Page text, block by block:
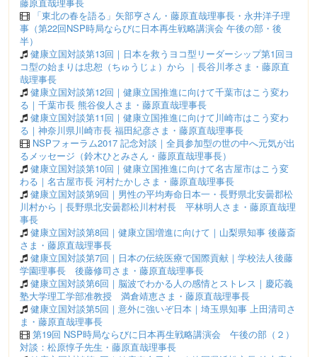
「東北の春を語る」矢部亨さん・藤原直哉理事長・永井洋子理
事（第22回NSP時局ならびに日本再生戦略講演会 午後の部・後
半）
健康立国対談第13回｜日本を救うヨコ型リーダーシップ第1回ヨ
コ型の始まりは忠恕（ちゅうじょ）から ｜長谷川孝さま・藤原直
哉理事長
健康立国対談第12回｜健康立国推進に向けて千葉市はこう変わ
る｜千葉市長 熊谷俊人さま・藤原直哉理事長
健康立国対談第11回｜健康立国推進に向けて川崎市はこう変わ
る｜神奈川県川崎市長 福田紀彦さま・藤原直哉理事長
NSPフォーラム2017 記念対談｜全員参加型の世の中へ元気が出
るメッセージ（鈴木ひとみさん・藤原直哉理事長）
健康立国対談第10回｜健康立国推進に向けて名古屋市はこう変
わる｜名古屋市長 河村たかしさま・藤原直哉理事長
健康立国対談第9回｜男性の平均寿命日本一・長野県北安曇郡松
川村から｜長野県北安曇郡松川村村長 平林明人さま・藤原直哉理
事長
健康立国対談第8回｜健康立国増進に向けて｜山梨県知事 後藤斎
さま・藤原直哉理事長
健康立国対談第7回｜日本の伝統医療で国際貢献｜学校法人後藤
学園理事長 後藤修司さま・藤原直哉理事長
健康立国対談第6回｜脳波でわかる人の感情とストレス｜慶応義
塾大学理工学部准教授 満倉靖恵さま・藤原直哉理事長
健康立国対談第5回｜意外に強いぞ日本｜埼玉県知事 上田清司さ
ま・藤原直哉理事長
第19回 NSP時局ならびに日本再生戦略講演会 午後の部（２）
対談：松原惇子先生・藤原直哉理事長